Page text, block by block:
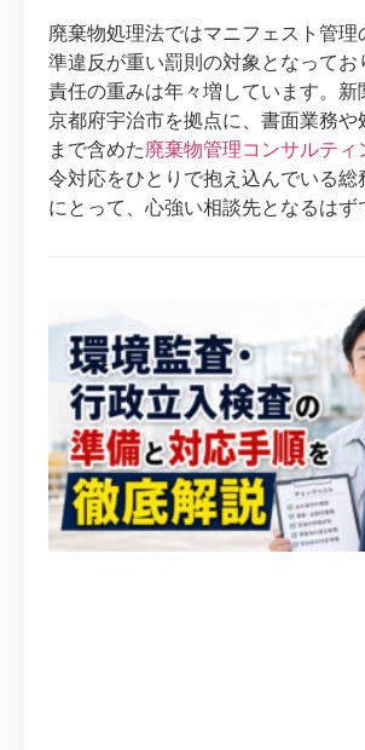
廃棄物処理法ではマニフェスト管理
準違反が重い罰則の対象となってお
責任の重みは年々増しています。新
京都府宇治市を拠点に、書面業務や
まで含めた廃棄物管理コンサルティ
令対応をひとりで抱え込んでいる総
にとって、心強い相談先となるはず